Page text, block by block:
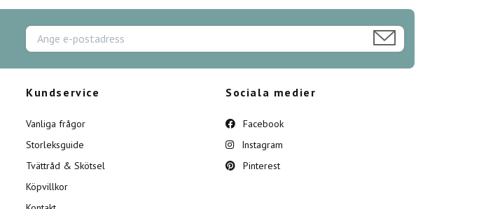
Kundservice
Vanliga frågor
Storleksguide
Tvättråd & Skötsel
Köpvillkor
Sociala medier
Facebook
Instagram
Pinterest